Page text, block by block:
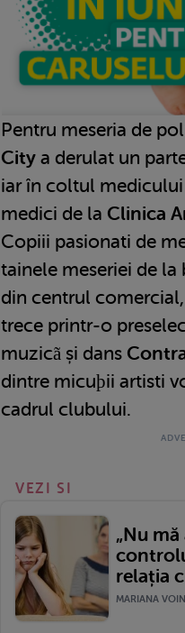
Pentru meseria de
City a derulat un
iar în coltul
medici de la Clinica
Copiii pasionati de
tainele meseriei de
din centrul
trece printr-o
muzicã și dans
dintre micuþii artisti
cadrul clubului.
VEZI SI
„Nu
relația
MARIANA